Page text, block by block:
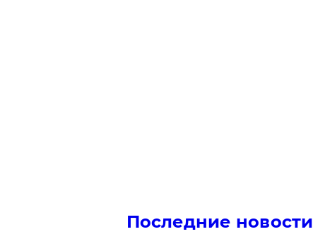
Последние новости